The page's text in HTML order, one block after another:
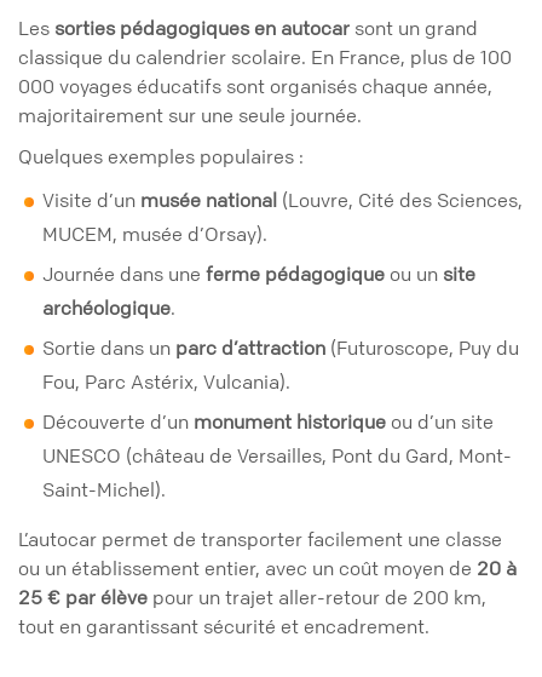
Les sorties pédagogiques en autocar sont un grand
classique du calendrier scolaire. En France, plus de 100
000 voyages éducatifs sont organisés chaque année,
majoritairement sur une seule journée.
Quelques exemples populaires :
Visite d’un musée national (Louvre, Cité des Sciences,
MUCEM, musée d’Orsay).
Journée dans une ferme pédagogique ou un site
archéologique.
Sortie dans un parc d’attraction (Futuroscope, Puy du
Fou, Parc Astérix, Vulcania).
Découverte d’un monument historique ou d’un site
UNESCO (château de Versailles, Pont du Gard, Mont-
Saint-Michel).
L’autocar permet de transporter facilement une classe
ou un établissement entier, avec un coût moyen de 20 à
25 € par élève pour un trajet aller-retour de 200 km,
tout en garantissant sécurité et encadrement.